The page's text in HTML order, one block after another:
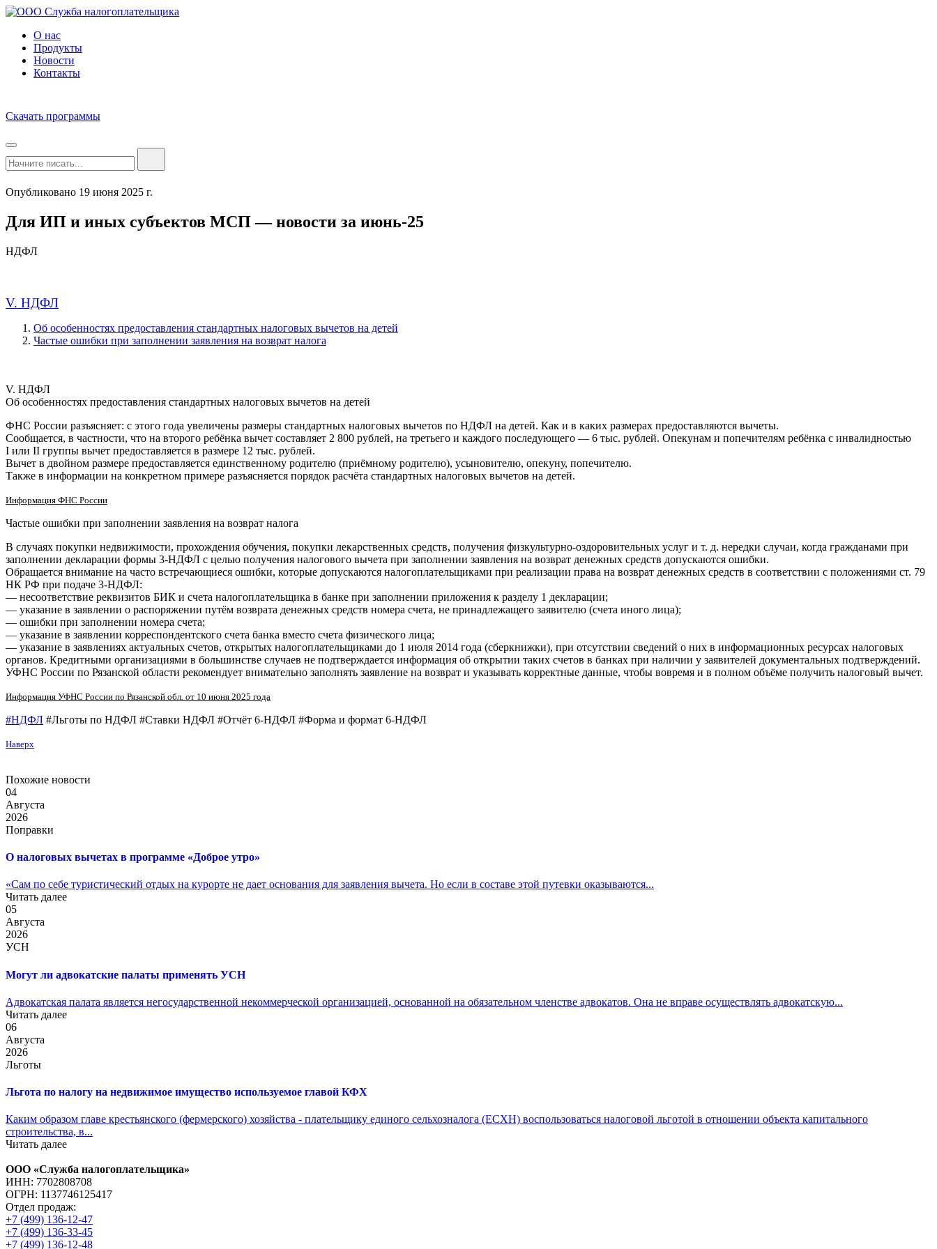
О нас
Продукты
Новости
Контакты
Скачать программы
Опубликовано 19 июня 2025 г.
Для ИП и иных субъектов МСП — новости за июнь-25
НДФЛ
V. НДФЛ
Об особенностях предоставления стандартных налоговых вычетов на детей
Частые ошибки при заполнении заявления на возврат налога
V. НДФЛ
Об особенностях предоставления стандартных налоговых вычетов на детей
ФНС России разъясняет: с этого года увеличены размеры стандартных налоговых вычетов по НДФЛ на детей. Как и в каких размерах предоставляются вычеты.
Сообщается, в частности, что на второго ребёнка вычет составляет 2 800 рублей, на третьего и каждого последующего — 6 тыс. рублей. Опекунам и попечителям ребёнка с инвалидностью
I или II группы вычет предоставляется в размере 12 тыс. рублей.
Вычет в двойном размере предоставляется единственному родителю (приёмному родителю), усыновителю, опекуну, попечителю.
Также в информации на конкретном примере разъясняется порядок расчёта стандартных налоговых вычетов на детей.
Информация ФНС России
Частые ошибки при заполнении заявления на возврат налога
В случаях покупки недвижимости, прохождения обучения, покупки лекарственных средств, получения физкультурно-оздоровительных услуг и т. д. нередки случаи, когда гражданами при
заполнении декларации формы 3-НДФЛ с целью получения налогового вычета при заполнении заявления на возврат денежных средств допускаются ошибки.
Обращается внимание на часто встречающиеся ошибки, которые допускаются налогоплательщиками при реализации права на возврат денежных средств в соответствии с положениями ст. 79
НК РФ при подаче 3-НДФЛ:
— несоответствие реквизитов БИК и счета налогоплательщика в банке при заполнении приложения к разделу 1 декларации;
— указание в заявлении о распоряжении путём возврата денежных средств номера счета, не принадлежащего заявителю (счета иного лица);
— ошибки при заполнении номера счета;
— указание в заявлении корреспондентского счета банка вместо счета физического лица;
— указание в заявлениях актуальных счетов, открытых налогоплательщиками до 1 июля 2014 года (сберкнижки), при отсутствии сведений о них в информационных ресурсах налоговых
органов. Кредитными организациями в большинстве случаев не подтверждается информация об открытии таких счетов в банках при наличии у заявителей документальных подтверждений.
УФНС России по Рязанской области рекомендует внимательно заполнять заявление на возврат и указывать корректные данные, чтобы вовремя и в полном объёме получить налоговый вычет.
Информация УФНС России по Рязанской обл. от 10 июня 2025 года
#НДФЛ #Льготы по НДФЛ #Ставки НДФЛ #Отчёт 6-НДФЛ #Форма и формат 6-НДФЛ
Наверх
Похожие новости
04
Августа
2026
Поправки
О налоговых вычетах в программе «Доброе утро»
«Сам по себе туристический отдых на курорте не дает основания для заявления вычета. Но если в составе этой путевки оказываются...
Читать далее
05
Августа
2026
УСН
Могут ли адвокатские палаты применять УСН
Адвокатская палата является негосударственной некоммерческой организацией, основанной на обязательном членстве адвокатов. Она не вправе осуществлять адвокатскую...
Читать далее
06
Августа
2026
Льготы
Льгота по налогу на недвижимое имущество используемое главой КФХ
Каким образом главе крестьянского (фермерского) хозяйства - плательщику единого сельхозналога (ЕСХН) воспользоваться налоговой льготой в отношении объекта капитального
строительства, в...
Читать далее
ООО «Служба налогоплательщика»
ИНН: 7702808708
ОГРН: 1137746125417
Отдел продаж:
+7 (499) 136-12-47
+7 (499) 136-33-45
+7 (499) 136-12-48